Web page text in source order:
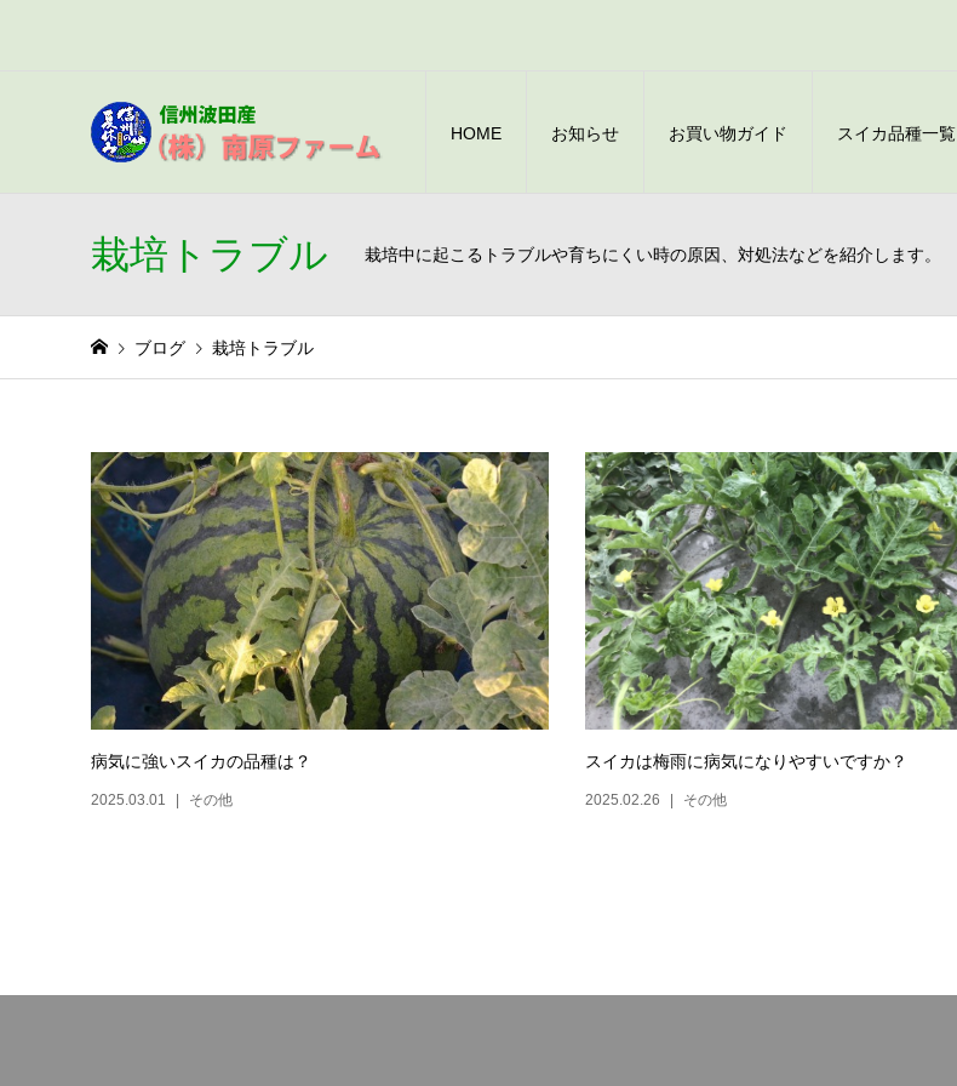
HOME お知らせ お買い物ガイド スイカ品種一覧
栽培トラブル 栽培中に起こるトラブルや育ちにくい時の原因、対処法などを紹介します。
ブログ 栽培トラブル
病気に強いスイカの品種は？
2025.03.01 その他
スイカは梅雨に病気になりやすいですか？
2025.02.26 その他